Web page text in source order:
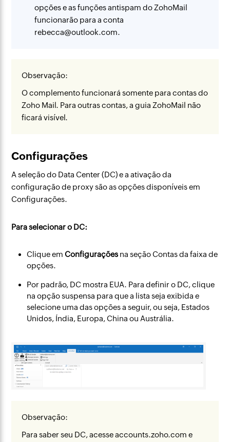
opções e as funções antispam do ZohoMail
funcionarão para a conta
rebecca@outlook.com.
Observação:
O complemento funcionará somente para contas do
Zoho Mail. Para outras contas, a guia ZohoMail não
ficará visível.
Configurações
A seleção do Data Center (DC) e a ativação da
configuração de proxy são as opções disponíveis em
Configurações.
Para selecionar o DC:
Clique emConfigurações na seção Contas da faixa de
opções.
Por padrão, DC mostra EUA. Para definir o DC, clique
na opção suspensa para que a lista seja exibida e
selecione uma das opções a seguir, ou seja, Estados
Unidos, Índia, Europa, China ou Austrália.
Observação:
Para saber seu DC, acesse accounts.zoho.com e